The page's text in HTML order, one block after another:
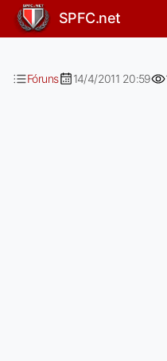
DIRETORSPFC.net
Fóruns 14/4/2011 20:59